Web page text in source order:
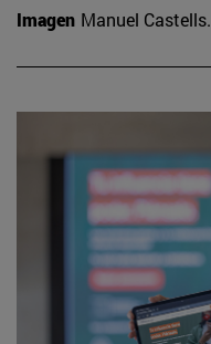
Imagen Manuel Castells.